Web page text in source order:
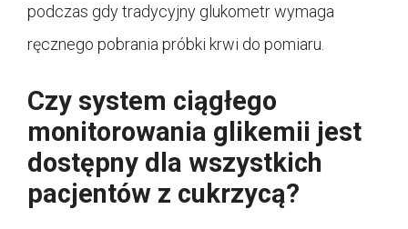
podczas gdy tradycyjny glukometr wymaga
ręcznego pobrania próbki krwi do pomiaru.
Czy system ciągłego
monitorowania glikemii jest
dostępny dla wszystkich
pacjentów z cukrzycą?